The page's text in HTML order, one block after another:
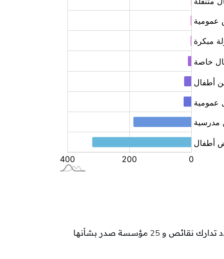
تتوزع مؤسسات الطفولة بولاية المنستير حسب وضعيتها كالآتي: 417 مؤسسة بصدد النشاط و 110 مؤسسة بصدد تدارك نقائص و 25 مؤسسة صدر بشأنها